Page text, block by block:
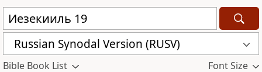
Russian Synodal Version (RUSV)
Bible Book List Font Size